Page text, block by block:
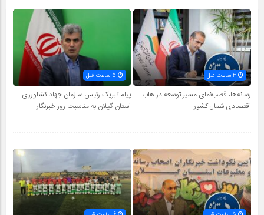
3 ساعت قبل
رسانه‌ها، قطب‌نمای مسیر توسعه در هاب
اقتصادی شمال كشور
پیام تبریک رئیس سازمان جهاد کشاورزی
استان گیلان به‌ مناسبت روز خبرنگار